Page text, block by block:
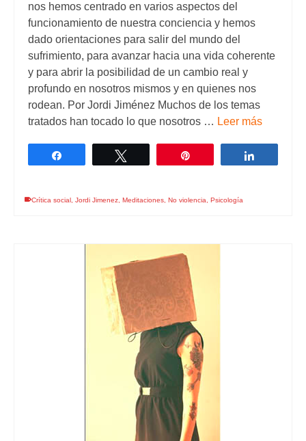
nos hemos centrado en varios aspectos del
funcionamiento de nuestra conciencia y hemos
dado orientaciones para salir del mundo del
sufrimiento, para avanzar hacia una vida coherente
y para abrir la posibilidad de un cambio real y
profundo en nosotros mismos y en quienes nos
rodean. Por Jordi Jiménez Muchos de los temas
tratados han tocado lo que nosotros … Leer más
Crítica social Jordi Jimenez Meditaciones No violencia Psicología